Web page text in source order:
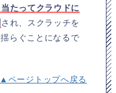
たってクラウドに
され、スクラッチを
らぐことになるで
▲ページトップへ戻る